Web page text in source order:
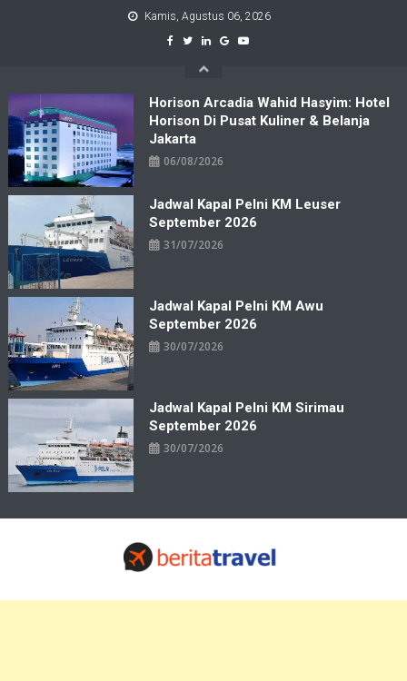
Kamis, Agustus 06, 2026
Horison Arcadia Wahid Hasyim: Hotel
Horison Di Pusat Kuliner & Belanja
Jakarta
06/08/2026
Jadwal Kapal Pelni KM Leuser
September 2026
31/07/2026
Jadwal Kapal Pelni KM Awu
September 2026
30/07/2026
Jadwal Kapal Pelni KM Sirimau
September 2026
30/07/2026
Travelbiz